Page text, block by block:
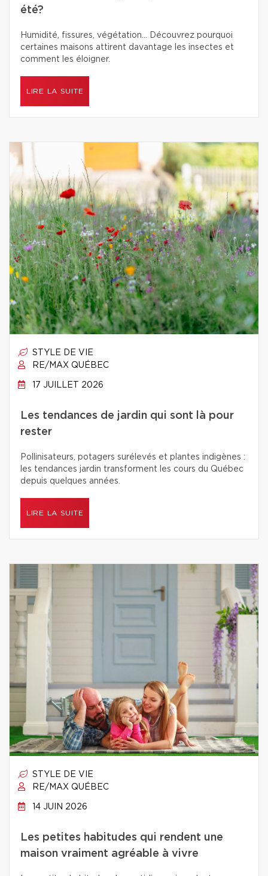
été?
Humidité, fissures, végétation… Découvrez pourquoi
certaines maisons attirent davantage les insectes et
comment les éloigner.
LIRE LA SUITE
STYLE DE VIE
RE/MAX QUÉBEC
17 JUILLET 2026
Les tendances de jardin qui sont là pour
rester
Pollinisateurs, potagers surélevés et plantes indigènes :
les tendances jardin transforment les cours du Québec
depuis quelques années.
LIRE LA SUITE
STYLE DE VIE
RE/MAX QUÉBEC
14 JUIN 2026
Les petites habitudes qui rendent une
maison vraiment agréable à vivre